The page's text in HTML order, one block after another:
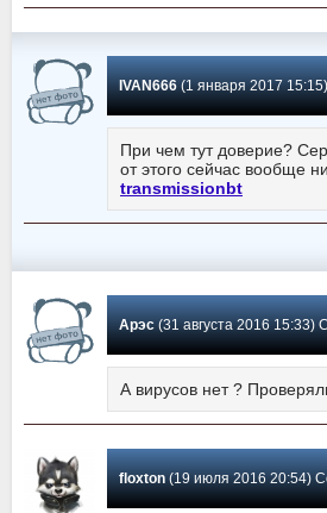
IVAN666(1 января 2017 15:15)
При чем тут доверие?
от этого сейчас вообще
transmissionbt
Арэс(31 августа 2016 15:33)
А вирусов нет ?
floxton(19 июля 2016 20:54)